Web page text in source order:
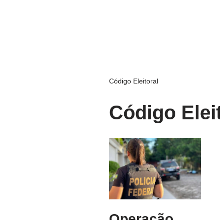
Código Eleitoral
Código